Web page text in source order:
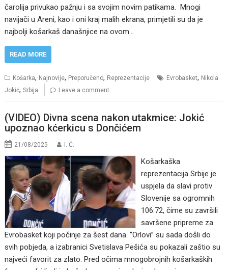
čarolija privukao pažnju i sa svojim novim patikama. Mnogi
navijači u Areni, kao i oni kraj malih ekrana, primjetili su da je
najbolji košarkaš današnjice na ovom…
READ MORE
Košarka, Najnovije, Preporučeno, Reprezentacije Evrobasket, Nikola
Jokić,Srbija Leave a comment
(VIDEO) Divna scena nakon utakmice: Jokić
upoznao kćerkicu s Dončićem
21/08/2025 I. Ć.
Košarkaška
reprezentacija Srbije je
uspjela da slavi protiv
Slovenije sa ogromnih
106:72, čime su završili
savršene pripreme za
Evrobasket koji počinje za šest dana. “Orlovi” su sada došli do
svih pobjeda, a izabranici Svetislava Pešića su pokazali zaštio su
najveći favorit za zlato. Pred očima mnogobrojnih košarkaških